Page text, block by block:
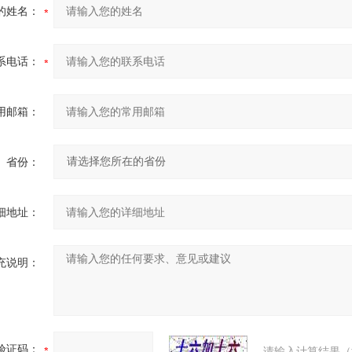
姓名：
电话：
邮箱：
省份：
地址：
说明：
证码：